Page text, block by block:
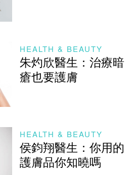
HEALTH & BEAUTY
朱灼欣醫生：治療暗
瘡也要護膚
HEALTH & BEAUTY
侯鈞翔醫生：你用的
護膚品你知曉嗎